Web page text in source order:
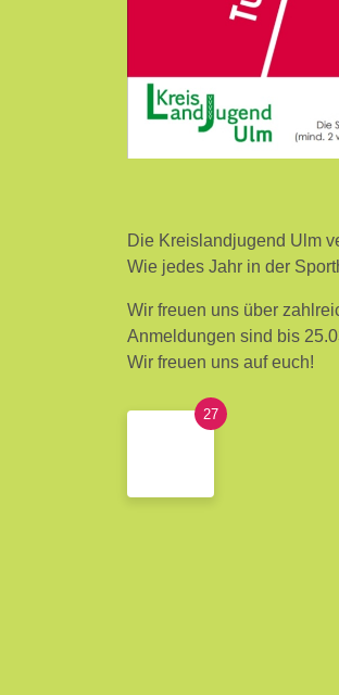
Die Kreislandjugend Ulm
Wie jedes Jahr in der
Wir freuen uns über
Anmeldungen sind bis
Wir freuen uns auf euch!
27